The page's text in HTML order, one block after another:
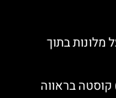
מלונות בתוך